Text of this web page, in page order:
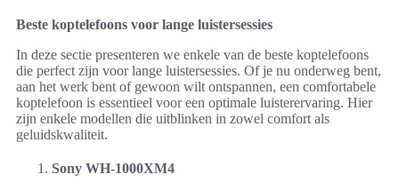
Beste koptelefoons voor lange luistersessies
In deze sectie presenteren we enkele van de beste koptelefoons
die perfect zijn voor lange luistersessies. Of je nu onderweg bent,
aan het werk bent of gewoon wilt ontspannen, een comfortabele
koptelefoon is essentieel voor een optimale luisterervaring. Hier
zijn enkele modellen die uitblinken in zowel comfort als
geluidskwaliteit.
Sony WH-1000XM4